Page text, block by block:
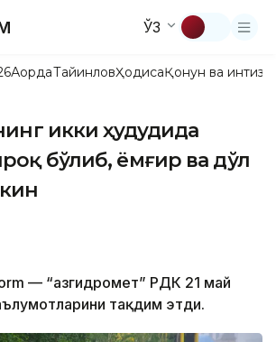
ЎЗ
АқордаТайинловҲодисаҚонун ва
икки ҳудудида
бўлиб, ёмғир ва дўл
— “Қазгидромет” РДК 21 май
тақдим этди.